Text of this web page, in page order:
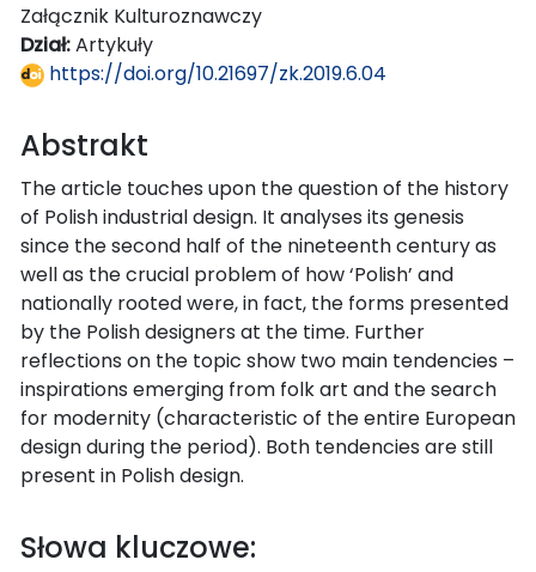
Załącznik Kulturoznawczy
Dział:Artykuły
https://doi.org/10.21697/zk.2019.6.04
Abstrakt
The article touches upon the question of the history
of Polish industrial design. It analyses its genesis
since the second half of the nineteenth century as
well as the crucial problem of how ‘Polish’ and
nationally rooted were, in fact, the forms presented
by the Polish designers at the time. Further
reflections on the topic show two main tendencies –
inspirations emerging from folk art and the search
for modernity (characteristic of the entire European
design during the period). Both tendencies are still
present in Polish design.
Słowa kluczowe: